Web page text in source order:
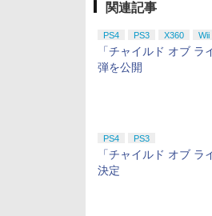
関連記事
PS4 PS3 X360 Wii
「チャイルド オブ
弾を公開
PS4 PS3
「チャイルド オブ
決定